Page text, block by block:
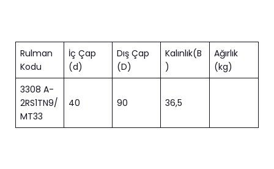
Rulman
Kodu
İç Çap
(d)
Dış Çap
(D)
Kalınlık(B
)
Ağırlık
(kg)
3308 A-
2RS1TN9/
MT33
40 90 36,5